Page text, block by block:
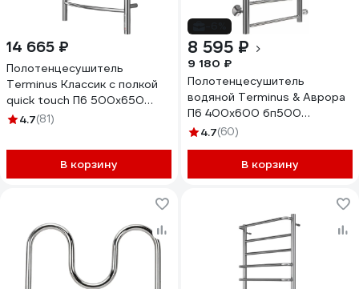
14 665 ₽
Полотенцесушитель
Terminus Классик с полкой
quick touch П6 500x650
4670078531391
4.7(81)
В корзину
8 595 ₽
9 180 ₽
Полотенцесушитель
водяной Terminus & Аврора
П6 400x600 бп500
4670078529862
4.7(60)
В корзину